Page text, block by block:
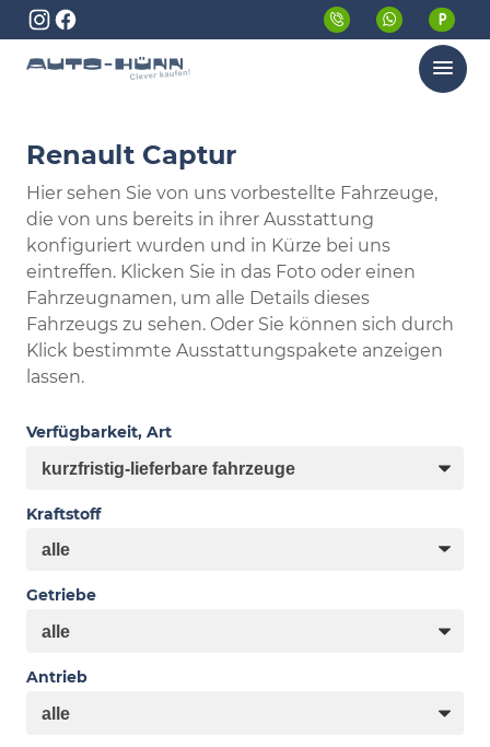
Menü
Renault Captur
Hier sehen Sie von uns vorbestellte Fahrzeuge,
die von uns bereits in ihrer Ausstattung
konfiguriert wurden und in Kürze bei uns
eintreffen. Klicken Sie in das Foto oder einen
Fahrzeugnamen, um alle Details dieses
Fahrzeugs zu sehen. Oder Sie können sich durch
Klick bestimmte Ausstattungspakete anzeigen
lassen.
Verfügbarkeit, Art
Kraftstoff
Getriebe
Antrieb